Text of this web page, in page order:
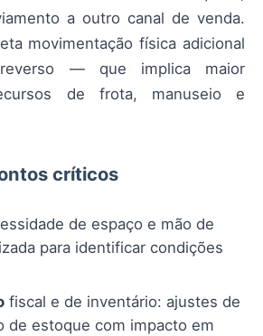
a outro canal de venda.
movimentação física adicional
— que implica maior
de frota, manuseio e
críticos
de espaço e mão de
para identificar condições
fiscal e de inventário: ajustes de
de estoque com impacto em